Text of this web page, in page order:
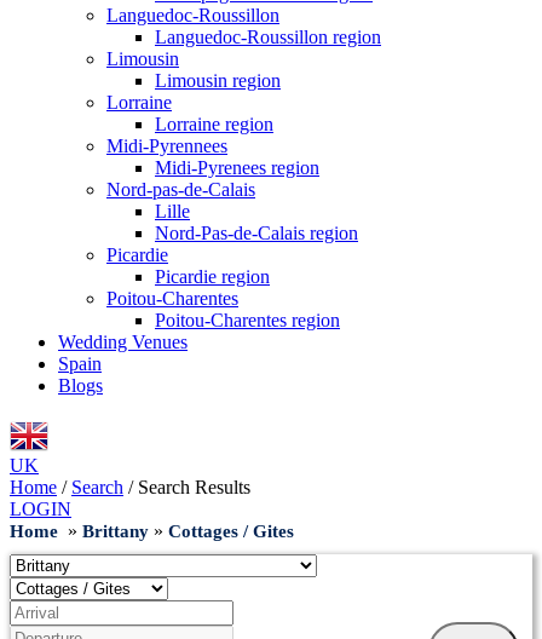
Languedoc-Roussillon
Languedoc-Roussillon region
Limousin
Limousin region
Lorraine
Lorraine region
Midi-Pyrennees
Midi-Pyrenees region
Nord-pas-de-Calais
Lille
Nord-Pas-de-Calais region
Picardie
Picardie region
Poitou-Charentes
Poitou-Charentes region
Wedding Venues
Spain
Blogs
UK
Home / Search / Search Results
LOGIN
Home » Brittany » Cottages / Gites